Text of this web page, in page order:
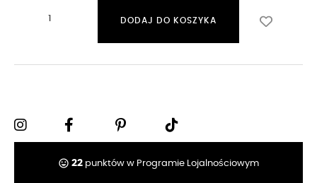
DODAJ DO KOSZYKA
tag_faces 22 punktów w Programie Lojalnościowym